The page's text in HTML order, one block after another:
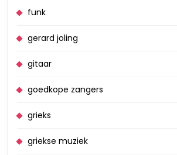
funk
gerard joling
gitaar
goedkope zangers
grieks
griekse muziek